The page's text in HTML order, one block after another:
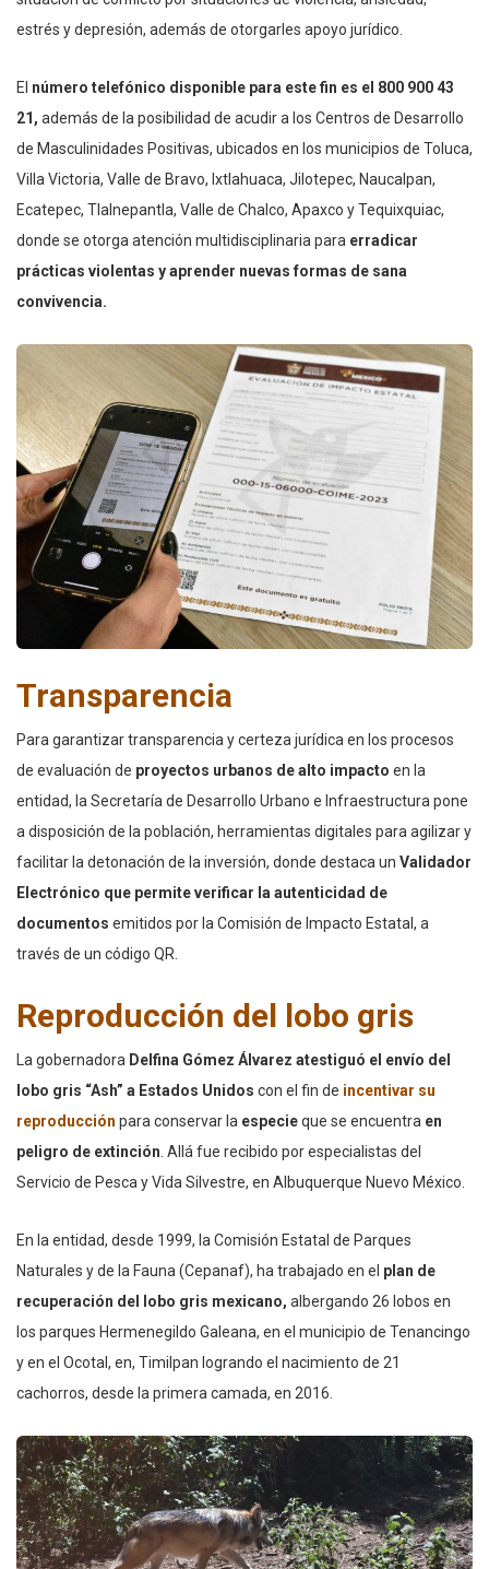
estrés y depresión, además de otorgarles apoyo jurídico.
El número telefónico disponible para este fin es el 800 900 43
21, además de la posibilidad de acudir a los Centros de Desarrollo
de Masculinidades Positivas, ubicados en los municipios de Toluca,
Villa Victoria, Valle de Bravo, Ixtlahuaca, Jilotepec, Naucalpan,
Ecatepec, Tlalnepantla, Valle de Chalco, Apaxco y Tequixquiac,
donde se otorga atención multidisciplinaria para erradicar
prácticas violentas y aprender nuevas formas de sana
convivencia.
Transparencia
Para garantizar transparencia y certeza jurídica en los procesos
de evaluación de proyectos urbanos de alto impacto en la
entidad, la Secretaría de Desarrollo Urbano e Infraestructura pone
a disposición de la población, herramientas digitales para agilizar y
facilitar la detonación de la inversión, donde destaca un Validador
Electrónico que permite verificar la autenticidad de
documentos emitidos por la Comisión de Impacto Estatal, a
través de un código QR.
Reproducción del lobo gris
La gobernadora Delfina Gómez Álvarez atestiguó el envío del
lobo gris “Ash” a Estados Unidos con el fin de incentivar su
reproducción para conservar la especieque se encuentra en
peligro de extinción . Allá fue recibido por especialistas del
Servicio de Pesca y Vida Silvestre, en Albuquerque Nuevo México.
En la entidad, desde 1999, la Comisión Estatal de Parques
Naturales y de la Fauna (Cepanaf), ha trabajado en el plan de
recuperación del lobo gris mexicano, albergando 26 lobos en
los parques Hermenegildo Galeana, en el municipio de Tenancingo
y en el Ocotal, en, Timilpan logrando el nacimiento de 21
cachorros, desde la primera camada, en 2016.